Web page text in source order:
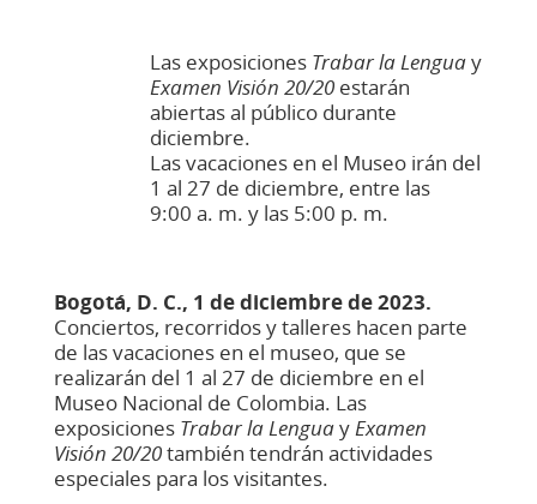
Las exposiciones Trabar la Lenguay
Examen Visión 20/20 estarán
abiertas al público durante
diciembre.
Las vacaciones en el Museo irán del
1 al 27 de diciembre, entre las
9:00 a. m. y las 5:00 p. m.
Bogotá, D. C., 1 de diciembre de 2023.
Conciertos, recorridos y talleres hacen parte
de las vacaciones en el museo, que se
realizarán del 1 al 27 de diciembre en el
Museo Nacional de Colombia. Las
exposiciones Trabar la LenguayExamen
Visión 20/20también tendrán actividades
especiales para los visitantes.